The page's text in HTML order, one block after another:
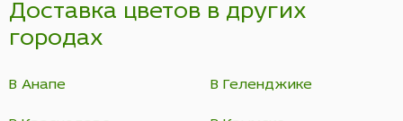
Доставка цветов в других
городах
В Анапе В Геленджике